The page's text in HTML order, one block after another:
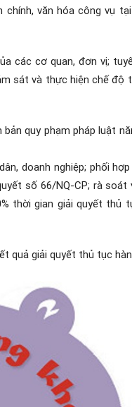
chính, văn hóa công vụ
các cơ quan, đơn vị;
sát và thực hiện chế độ
quy phạm pháp luật
doanh nghiệp; phối
số 66/NQ-CP; rà soát
thời gian giải quyết thủ
quả giải quyết thủ tục